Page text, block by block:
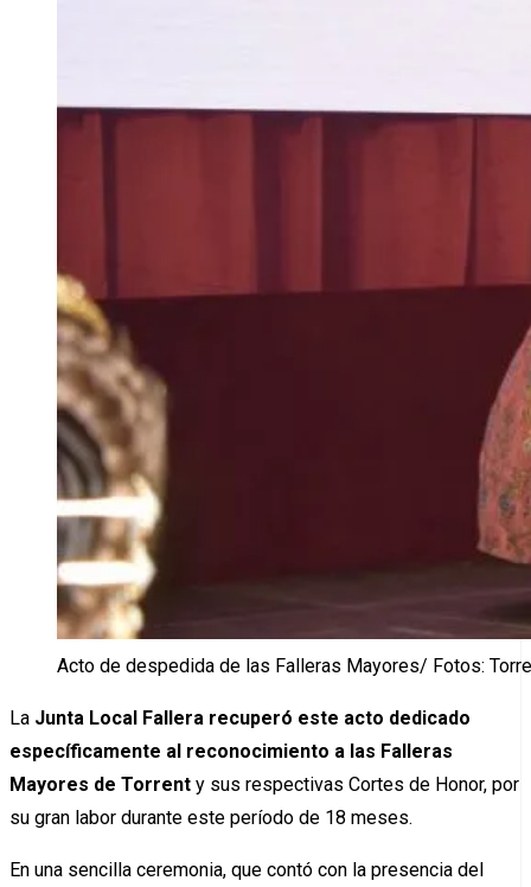
Acto de despedida de las Falleras Mayores/ Fotos:
La Junta Local Fallera recuperó este acto dedicado
específicamente al reconocimiento a las Falleras
Mayores de Torrent y sus respectivas Cortes de Honor, por
su gran labor durante este período de 18 meses.
En una sencilla ceremonia, que contó con la presencia del